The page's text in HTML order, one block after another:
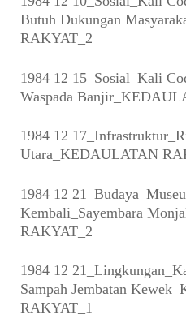
Butuh Dukungan
RAKYAT_2
1984 12 15_Sosial_Kali
Waspada
1984 12
Utara_KEDAULATAN
1984 12
Kembali_Sayembara
RAKYAT_2
1984 12
Sampah Jembatan
RAKYAT_1